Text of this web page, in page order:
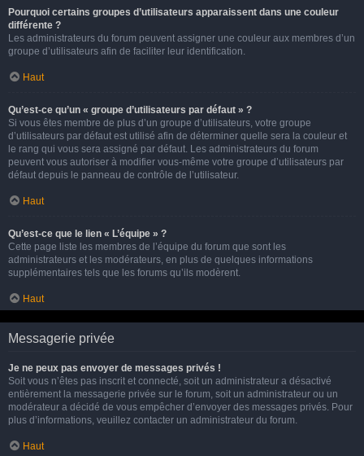
Pourquoi certains groupes d’utilisateurs apparaissent dans une couleur
différente ?
Les administrateurs du forum peuvent assigner une couleur aux membres d’un
groupe d’utilisateurs afin de faciliter leur identification.
Haut
Qu’est-ce qu’un « groupe d’utilisateurs par défaut » ?
Si vous êtes membre de plus d’un groupe d’utilisateurs, votre groupe
d’utilisateurs par défaut est utilisé afin de déterminer quelle sera la couleur et
le rang qui vous sera assigné par défaut. Les administrateurs du forum
peuvent vous autoriser à modifier vous-même votre groupe d’utilisateurs par
défaut depuis le panneau de contrôle de l’utilisateur.
Haut
Qu’est-ce que le lien « L’équipe » ?
Cette page liste les membres de l’équipe du forum que sont les
administrateurs et les modérateurs, en plus de quelques informations
supplémentaires tels que les forums qu’ils modèrent.
Haut
Messagerie privée
Je ne peux pas envoyer de messages privés !
Soit vous n’êtes pas inscrit et connecté, soit un administrateur a désactivé
entièrement la messagerie privée sur le forum, soit un administrateur ou un
modérateur a décidé de vous empêcher d’envoyer des messages privés. Pour
plus d’informations, veuillez contacter un administrateur du forum.
Haut